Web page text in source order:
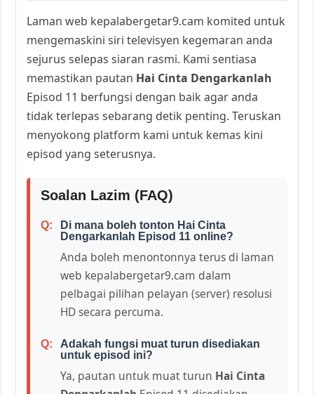
Laman web kepalabergetar9.cam komited untuk
mengemaskini siri televisyen kegemaran anda
sejurus selepas siaran rasmi. Kami sentiasa
memastikan pautan Hai Cinta Dengarkanlah
Episod 11 berfungsi dengan baik agar anda
tidak terlepas sebarang detik penting. Teruskan
menyokong platform kami untuk kemas kini
episod yang seterusnya.
Soalan Lazim (FAQ)
Di mana boleh tonton Hai Cinta
Dengarkanlah Episod 11 online?
Anda boleh menontonnya terus di laman
web kepalabergetar9.cam dalam
pelbagai pilihan pelayan (server) resolusi
HD secara percuma.
Adakah fungsi muat turun disediakan
untuk episod ini?
Ya, pautan untuk muat turun Hai Cinta